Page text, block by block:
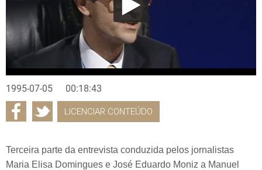
1995-07-05 00:18:43
LICENCIAR CONTEÚDO
Terceira parte da entrevista conduzida pelos jornalistas
Maria Elisa Domingues e José Eduardo Moniz a Manuel